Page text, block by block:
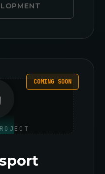
COMING SOON